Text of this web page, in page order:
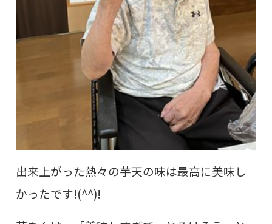
出来上がった熱々の芋天の味は最高に美味し
かったです!(^^)!